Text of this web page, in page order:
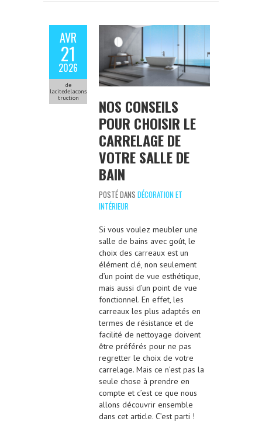
AVR
21
2026
de
lacitedelacons
truction
NOS CONSEILS
POUR CHOISIR LE
CARRELAGE DE
VOTRE SALLE DE
BAIN
POSTÉ DANS DÉCORATION ET
INTÉRIEUR
Si vous voulez meubler une
salle de bains avec goût, le
choix des carreaux est un
élément clé, non seulement
d’un point de vue esthétique,
mais aussi d’un point de vue
fonctionnel. En effet, les
carreaux les plus adaptés en
termes de résistance et de
facilité de nettoyage doivent
être préférés pour ne pas
regretter le choix de votre
carrelage. Mais ce n’est pas la
seule chose à prendre en
compte et c’est ce que nous
allons découvrir ensemble
dans cet article. C’est parti !